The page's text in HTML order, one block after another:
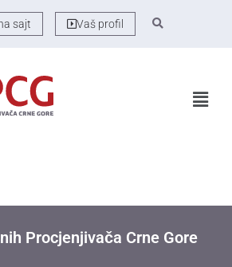
sajt Vaš profil
Procjenjivača Crne Gore